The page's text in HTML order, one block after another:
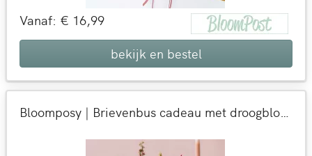
Vanaf: € 16,99
bekijk en bestel
Bloomposy | Brievenbus cadeau met droogbloemen | Bloemen die blijven